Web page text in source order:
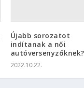
Újabb sorozatot
indítanak a női
autóversenyzőknek?
2022.10.22.